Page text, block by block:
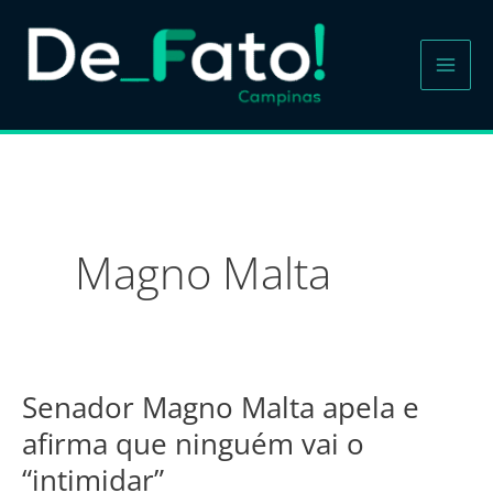
para
Magno Malta
Senador Magno Malta apela e
afirma que ninguém vai o
“intimidar”
Senador
Magno
Malta